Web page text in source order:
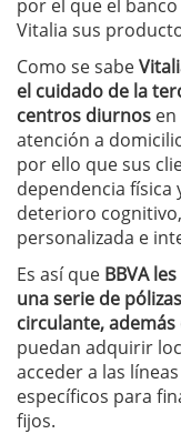
por el que el
Vitalia sus
Como se sabe
el cuidado de la
centros diurnos
atención a
por ello que sus
dependencia física
deterioro
personalizada e
Es así que BBVA
una serie de
circulante, además
puedan adquirir
acceder a las
específicos para
fijos.